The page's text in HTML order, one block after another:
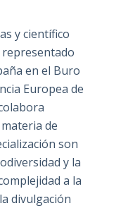
y científico
representado
en el Buro
Europea de
de
son
y la
a la
divulgación